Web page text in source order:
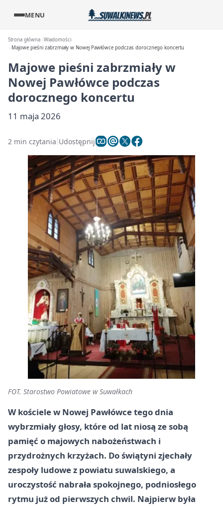
MENU
Strona główna Wiadomości
Majowe pieśni zabrzmiały w Nowej Pawłówce podczas dorocznego koncertu
Majowe pieśni zabrzmiały w
Nowej Pawłówce podczas
dorocznego koncertu
11 maja 2026
2 min czytania Udostępnij
FOT. Starostwo Powiatowe w Suwałkach
W kościele w Nowej Pawłówce tego dnia
wybrzmiały głosy, które od lat niosą ze sobą
pamięć o majowych nabożeństwach i
przydrożnych krzyżach. Do świątyni zjechały
zespoły ludowe z powiatu suwalskiego, a
uroczystość nabrała spokojnego, podniosłego
rytmu już od pierwszych chwil. Najpierw była